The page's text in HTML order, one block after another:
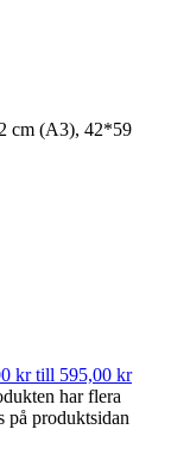
cm (A3), 42*59
kr till 595,00 kr
har flera
på produktsidan